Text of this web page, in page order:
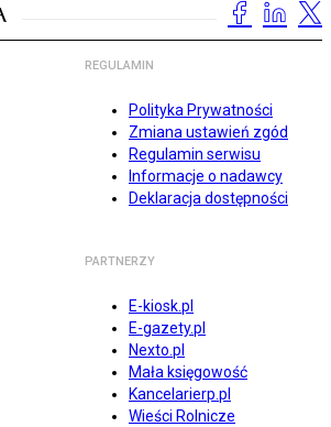
REGULAMIN
Polityka Prywatności
Zmiana ustawień zgód
Regulamin serwisu
Informacje o nadawcy
Deklaracja dostępności
PARTNERZY
E-kiosk.pl
E-gazety.pl
Nexto.pl
Mała księgowość
Kancelarierp.pl
Wieści Rolnicze